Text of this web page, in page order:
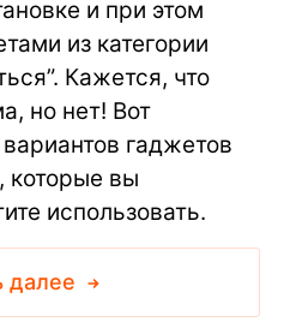
и при этом
из категории
Кажется, что
но нет! Вот
гаджетов
которые вы
использовать.
далее